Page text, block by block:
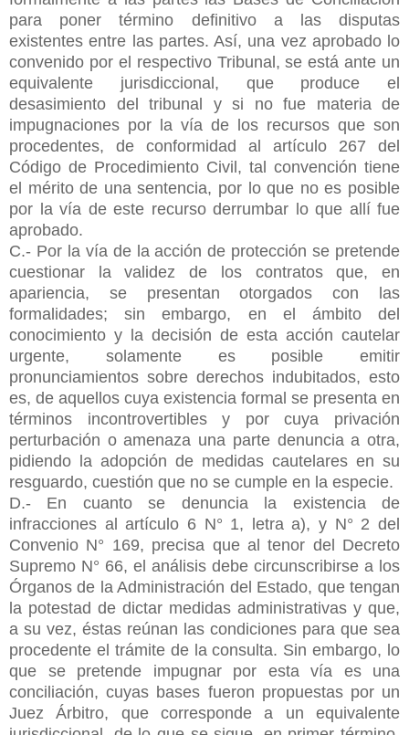
para poner término definitivo a las disputas
existentes entre las partes. Así, una vez aprobado lo
convenido por el respectivo Tribunal, se está ante un
equivalente jurisdiccional, que produce el
desasimiento del tribunal y si no fue materia de
impugnaciones por la vía de los recursos que son
procedentes, de conformidad al artículo 267 del
Código de Procedimiento Civil, tal convención tiene
el mérito de una sentencia, por lo que no es posible
por la vía de este recurso derrumbar lo que allí fue
aprobado.
C.- Por la vía de la acción de protección se pretende
cuestionar la validez de los contratos que, en
apariencia, se presentan otorgados con las
formalidades; sin embargo, en el ámbito del
conocimiento y la decisión de esta acción cautelar
urgente, solamente es posible emitir
pronunciamientos sobre derechos indubitados, esto
es, de aquellos cuya existencia formal se presenta en
términos incontrovertibles y por cuya privación
perturbación o amenaza una parte denuncia a otra,
pidiendo la adopción de medidas cautelares en su
resguardo, cuestión que no se cumple en la especie.
D.- En cuanto se denuncia la existencia de
infracciones al artículo 6 N° 1, letra a), y N° 2 del
Convenio N° 169, precisa que al tenor del Decreto
Supremo N° 66, el análisis debe circunscribirse a los
Órganos de la Administración del Estado, que tengan
la potestad de dictar medidas administrativas y que,
a su vez, éstas reúnan las condiciones para que sea
procedente el trámite de la consulta. Sin embargo, lo
que se pretende impugnar por esta vía es una
conciliación, cuyas bases fueron propuestas por un
Juez Árbitro, que corresponde a un equivalente